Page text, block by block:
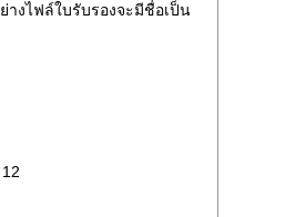
างไฟล์ใบรับรองจะมีชื่อเป็น